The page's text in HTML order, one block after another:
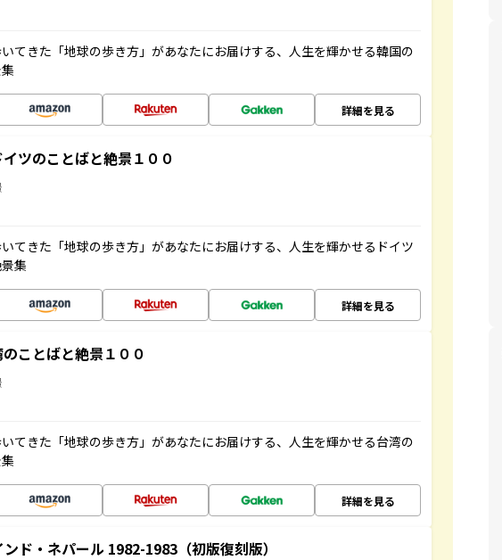
てきた「地球の歩き方」があなたにお届けする、人生を輝かせる韓国の
詳細を見る
ツのことばと絶景１００
てきた「地球の歩き方」があなたにお届けする、人生を輝かせるドイツ
集
詳細を見る
ことばと絶景１００
てきた「地球の歩き方」があなたにお届けする、人生を輝かせる台湾の
詳細を見る
ド・ネパール 1982-1983（初版復刻版）